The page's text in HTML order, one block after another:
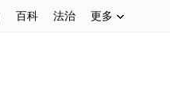
百科 法治 更多